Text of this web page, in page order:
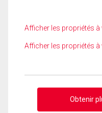
Afficher les propriétés à
Afficher les propriétés
Obtenir